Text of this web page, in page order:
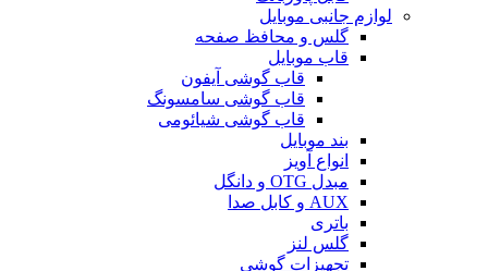
لوازم جانبی موبایل
گلس و محافظ صفحه
قاب موبایل
قاب گوشی آیفون
قاب گوشی سامسونگ
قاب گوشی شیائومی
بند موبایل
انواع آویز
مبدل OTG و دانگل
AUX و کابل صدا
باتری
گلس لنز
تجهیزات گوشی